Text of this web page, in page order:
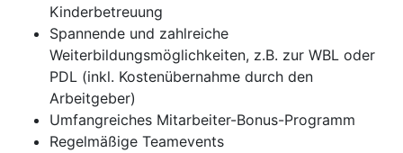
Kinderbetreuung
Spannende und zahlreiche
Weiterbildungsmöglichkeiten, z.B. zur WBL oder
PDL (inkl. Kostenübernahme durch den
Arbeitgeber)
Umfangreiches Mitarbeiter-Bonus-Programm
Regelmäßige Teamevents